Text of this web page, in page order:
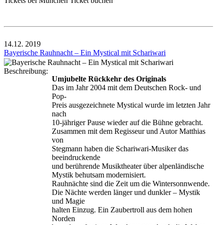
14.12. 2019
Bayerische Rauhnacht – Ein Mystical mit Schariwari
Beschreibung:
Umjubelte Rückkehr des Originals
Das im Jahr 2004 mit dem Deutschen Rock- und
Pop-
Preis ausgezeichnete Mystical wurde im letzten Jahr
nach
10-jähriger Pause wieder auf die Bühne gebracht.
Zusammen mit dem Regisseur und Autor Matthias
von
Stegmann haben die Schariwari-Musiker das
beeindruckende
und berührende Musiktheater über alpenländische
Mystik behutsam modernisiert.
Rauhnächte sind die Zeit um die Wintersonnwende.
Die Nächte werden länger und dunkler – Mystik
und Magie
halten Einzug. Ein Zaubertroll aus dem hohen
Norden